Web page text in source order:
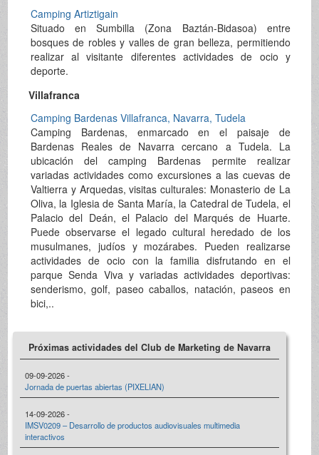
Camping Artiztigain
Situado en Sumbilla (Zona Baztán-Bidasoa) entre
bosques de robles y valles de gran belleza, permitiendo
realizar al visitante diferentes actividades de ocio y
deporte.
Villafranca
Camping Bardenas Villafranca, Navarra, Tudela
Camping Bardenas, enmarcado en el paisaje de
Bardenas Reales de Navarra cercano a Tudela. La
ubicación del camping Bardenas permite realizar
variadas actividades como excursiones a las cuevas de
Valtierra y Arquedas, visitas culturales: Monasterio de La
Oliva, la Iglesia de Santa María, la Catedral de Tudela, el
Palacio del Deán, el Palacio del Marqués de Huarte.
Puede observarse el legado cultural heredado de los
musulmanes, judíos y mozárabes. Pueden realizarse
actividades de ocio con la familia disfrutando en el
parque Senda Viva y variadas actividades deportivas:
senderismo, golf, paseo caballos, natación, paseos en
bici,..
Próximas actividades del Club de Marketing de Navarra
09-09-2026 -
Jornada de puertas abiertas (PIXELIAN)
14-09-2026 -
IMSV0209 – Desarrollo de productos audiovisuales multimedia
interactivos